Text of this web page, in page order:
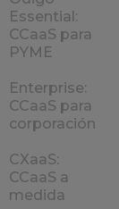
Essential:
CCaaS para
PYME
Enterprise:
CCaaS para
corporación
CXaaS:
CCaaS a
medida